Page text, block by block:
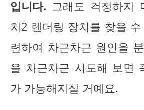
입니다. 그래도 걱정하지
치2 렌더링 장치를 찾을
련하여 차근차근 원인을
을 차근차근 시도해 보면
가 가능해지실 거예요.